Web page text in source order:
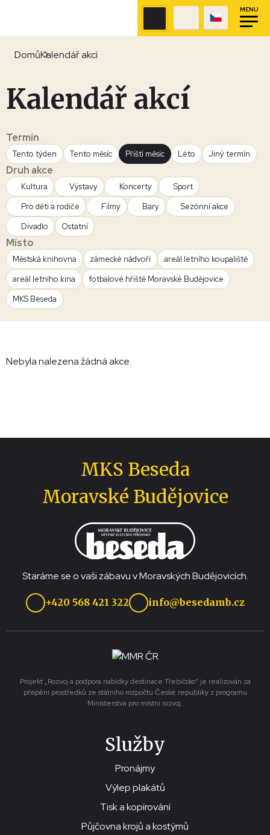
MENU
DomůKalendář akcí
Kalendář akcí
Termín
Tento týden Tento měsíc Příští měsíc Léto Jiný termín
Druh akce
Kultura Výstavy Koncerty
Sport
Pro děti a rodiče
Filmy Bary
Sezónní akce
Divadlo
Ostatní
Místo
Městská knihovna zámecké nádvoří
areál letního koupaliště
areál letního kina
fotbalové hřiště Moravské Budějovice
MKS Beseda
Nebyla nalezena žádná akce.
MKS Beseda
Moravské Budějovice
Staráme se o vaši zábavu v Moravských Budějovicích.
+420 568 421 322 info@besedamb.cz
Projekt „Rozvoj a podpora nabídky destinace Třebíčsko“ je realizován za
přispění prostředků ze státního rozpočtu České republiky z programu
Ministerstva pro místní rozvoj.
Služby
Pronájmy
Výlep plakátů
Tisk a kopírování
Půjčovna krojů a kostýmů